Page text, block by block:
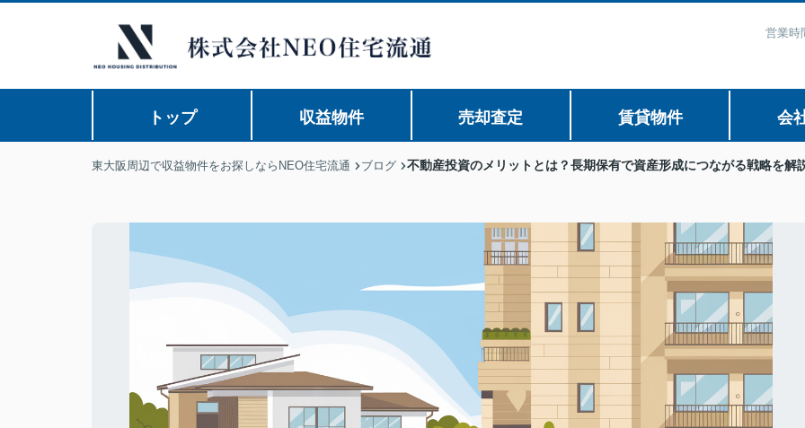
営業
トップ 収益物件 売却査定 賃貸物件 会
東大阪周辺で収益物件をお探しならNEO住宅流通 ブログ 不動産投資のメリットとは？長期保有で資産形成につながる戦略を解